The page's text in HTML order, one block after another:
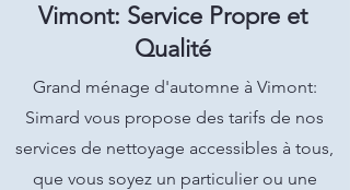
Vimont: Service Propre et
Qualité
Grand ménage d'automne à Vimont:
Simard vous propose des tarifs de nos
services de nettoyage accessibles à tous,
que vous soyez un particulier ou une